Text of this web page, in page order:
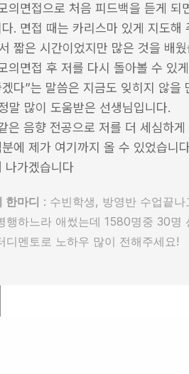
의면접으로 처음 피드백을 듣게 되
. 면접 때는 카리스마 있게 지도
짧은 시간이었지만 많은 것을 배웠
의면접 후 저를 다시 돌아볼 수 있
다”는 말씀은 지금도 잊히지 않
말 많이 도움받은 선생님입니다.
은 음향 전공으로 저를 더 세심하
에 제가 여기까지 올 수 있었습니
나가겠습니다
한마디 : 수빈학생, 방영반 수업끝
행하느라 애썼는데 1580명중 30명
디멘토로 노하우 많이 전해주세요!